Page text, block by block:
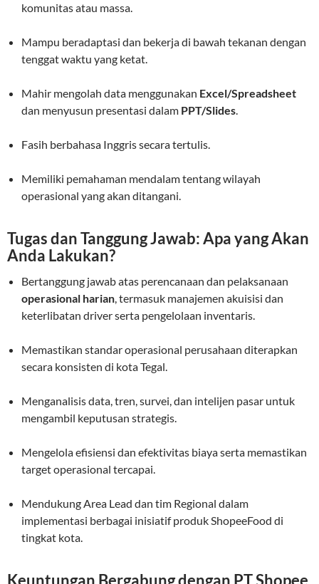
komunitas atau massa.
Mampu beradaptasi dan bekerja di bawah tekanan dengan
tenggat waktu yang ketat.
Mahir mengolah data menggunakan Excel/Spreadsheet
dan menyusun presentasi dalam PPT/Slides.
Fasih berbahasa Inggris secara tertulis.
Memiliki pemahaman mendalam tentang wilayah
operasional yang akan ditangani.
Tugas dan Tanggung Jawab: Apa yang Akan
Anda Lakukan?
Bertanggung jawab atas perencanaan dan pelaksanaan
operasional harian, termasuk manajemen akuisisi dan
keterlibatan driver serta pengelolaan inventaris.
Memastikan standar operasional perusahaan diterapkan
secara konsisten di kota Tegal.
Menganalisis data, tren, survei, dan intelijen pasar untuk
mengambil keputusan strategis.
Mengelola efisiensi dan efektivitas biaya serta memastikan
target operasional tercapai.
Mendukung Area Lead dan tim Regional dalam
implementasi berbagai inisiatif produk ShopeeFood di
tingkat kota.